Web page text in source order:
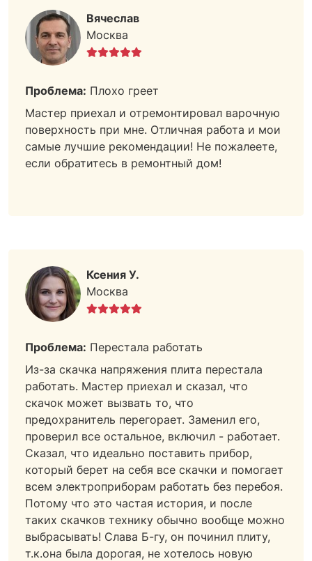
Вячеслав
Москва
Проблема: Плохо греет
Мастер приехал и отремонтировал варочную
поверхность при мне. Отличная работа и мои
самые лучшие рекомендации! Не пожалеете,
если обратитесь в ремонтный дом!
Ксения У.
Москва
Проблема: Перестала работать
Из-за скачка напряжения плита перестала
работать. Мастер приехал и сказал, что
скачок может вызвать то, что
предохранитель перегорает. Заменил его,
проверил все остальное, включил - работает.
Сказал, что идеально поставить прибор,
который берет на себя все скачки и помогает
всем электроприборам работать без перебоя.
Потому что это частая история, и после
таких скачков технику обычно вообще можно
выбрасывать! Слава Б-гу, он починил плиту,
т.к.она была дорогая, не хотелось новую